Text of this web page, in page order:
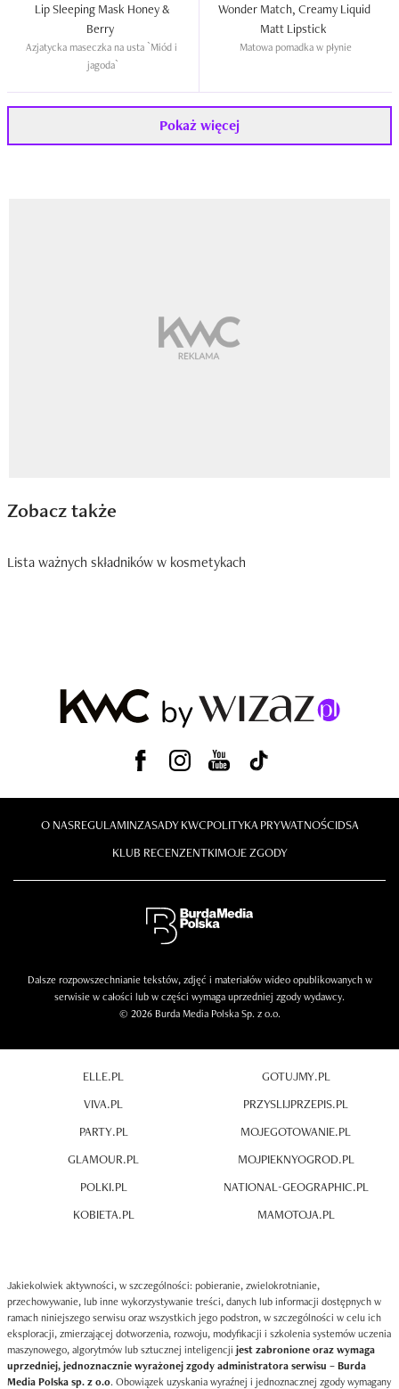
Lip Sleeping Mask Honey &
Azjatycka maseczka na usta `Miód i
jagoda`
Wonder Match, Creamy Liquid
Matowa pomadka w płynie
Pokaż więcej
Zobacz także
Lista ważnych składników w kosmetykach
O NASREGULAMINZASADY KWCPOLITYKA PRYWATNOŚCIDSA
KLUB RECENZENTKIMOJE ZGODY
Dalsze rozpowszechnianie tekstów, zdjęć i materiałów wideo opublikowanych w
serwisie w całości lub w części wymaga uprzedniej zgody wydawcy.
© 2026 Burda Media Polska Sp. z o.o.
ELLE.PL
VIVA.PL
PARTY.PL
GLAMOUR.PL
POLKI.PL
KOBIETA.PL
GOTUJMY.PL
PRZYSLIJPRZEPIS.PL
MOJEGOTOWANIE.PL
MOJPIEKNYOGROD.PL
NATIONAL-GEOGRAPHIC.PL
MAMOTOJA.PL
Jakiekolwiek aktywności, w szczególności: pobieranie, zwielokrotnianie,
przechowywanie, lub inne wykorzystywanie treści, danych lub informacji dostępnych w
ramach niniejszego serwisu oraz wszystkich jego podstron, w szczególności w celu ich
eksploracji, zmierzającej dotworzenia, rozwoju, modyfikacji i szkolenia systemów uczenia
maszynowego, algorytmów lub sztucznej inteligencji jest zabronione oraz wymaga
uprzedniej, jednoznacznie wyrażonej zgody administratora serwisu – Burda
Media Polska sp. z o.o. Obowiązek uzyskania wyraźnej i jednoznacznej zgody wymagany